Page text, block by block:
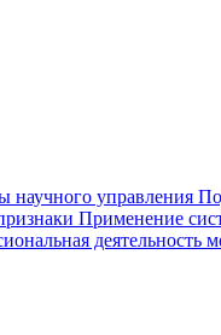
научного управления
Применение
деятельность